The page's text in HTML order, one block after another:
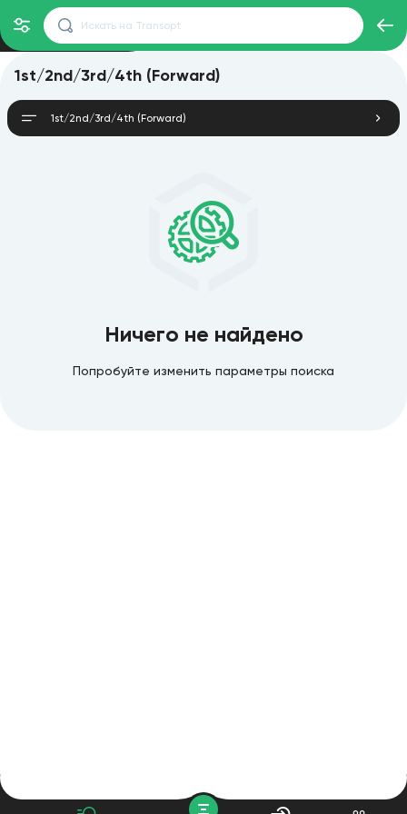
1st/2nd/3rd/4th (Forward)
1st/2nd/3rd/4th (Forward)
Ничего не найдено
Попробуйте изменить параметры поиска